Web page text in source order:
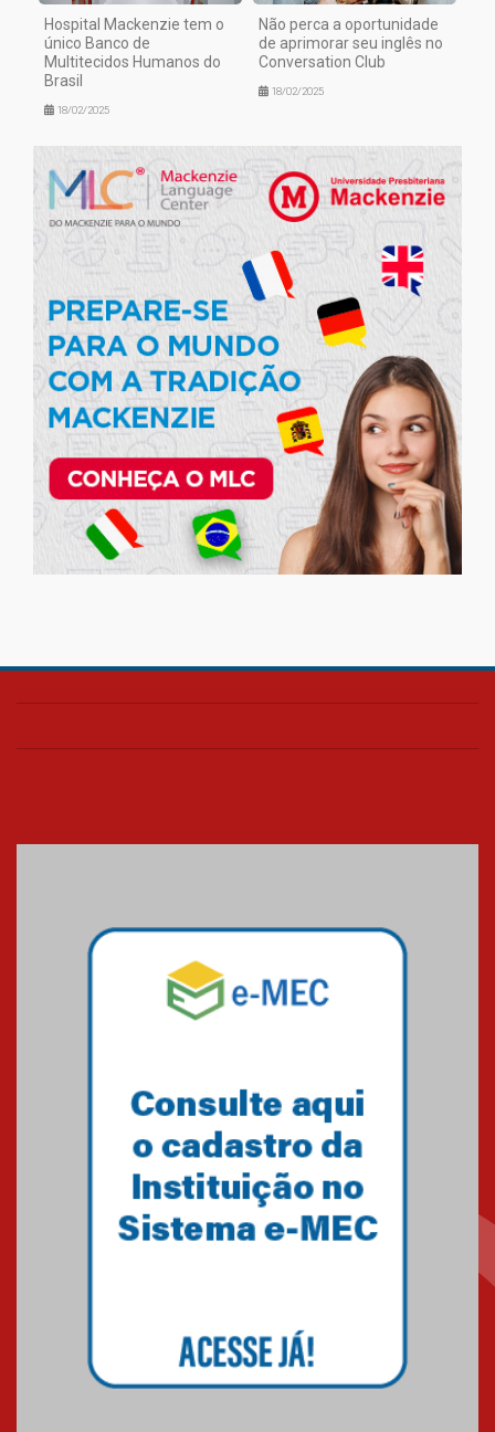
Hospital Mackenzie tem o
único Banco de
Multitecidos Humanos do
Brasil
18/02/2025
Não perca a oportunidade
de aprimorar seu inglês no
Conversation Club
18/02/2025